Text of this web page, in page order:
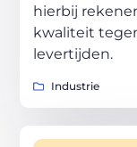
hierbij
kwaliteit
levertijden.
Industrie